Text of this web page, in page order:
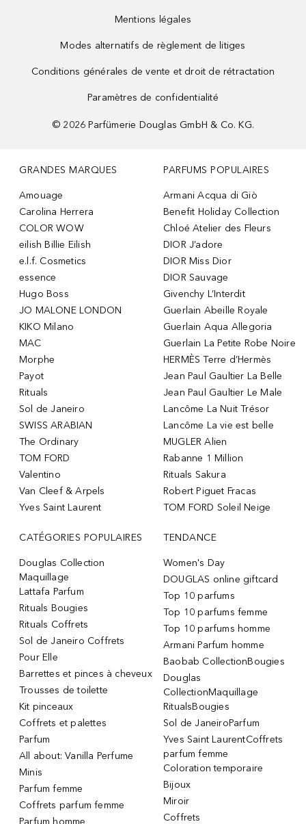
Mentions légales
Modes alternatifs de règlement de litiges
Conditions générales de vente et droit de rétractation
Paramètres de confidentialité
© 2026 Parfümerie Douglas GmbH & Co. KG.
GRANDES MARQUES
Amouage
Carolina Herrera
COLOR WOW
eilish Billie Eilish
e.l.f. Cosmetics
essence
Hugo Boss
JO MALONE LONDON
KIKO Milano
MAC
Morphe
Payot
Rituals
Sol de Janeiro
SWISS ARABIAN
The Ordinary
TOM FORD
Valentino
Van Cleef & Arpels
Yves Saint Laurent
PARFUMS POPULAIRES
Armani Acqua di Giò
Benefit Holiday Collection
Chloé Atelier des Fleurs
DIOR J’adore
DIOR Miss Dior
DIOR Sauvage
Givenchy L’Interdit
Guerlain Abeille Royale
Guerlain Aqua Allegoria
Guerlain La Petite Robe Noire
HERMÈS Terre d’Hermès
Jean Paul Gaultier La Belle
Jean Paul Gaultier Le Male
Lancôme La Nuit Trésor
Lancôme La vie est belle
MUGLER Alien
Rabanne 1 Million
Rituals Sakura
Robert Piguet Fracas
TOM FORD Soleil Neige
CATÉGORIES POPULAIRES
Douglas Collection
Maquillage
Lattafa Parfum
Rituals Bougies
Rituals Coffrets
Sol de Janeiro Coffrets
Pour Elle
Barrettes et pinces à cheveux
Trousses de toilette
Kit pinceaux
Coffrets et palettes
Parfum
All about: Vanilla Perfume
Minis
Parfum femme
Coffrets parfum femme
Parfum homme
TENDANCE
Women's Day
DOUGLAS online giftcard
Top 10 parfums
Top 10 parfums femme
Top 10 parfums homme
Armani Parfum homme
Baobab CollectionBougies
Douglas
CollectionMaquillage
RitualsBougies
Sol de JaneiroParfum
Yves Saint LaurentCoffrets
parfum femme
Coloration temporaire
Bijoux
Miroir
Coffrets